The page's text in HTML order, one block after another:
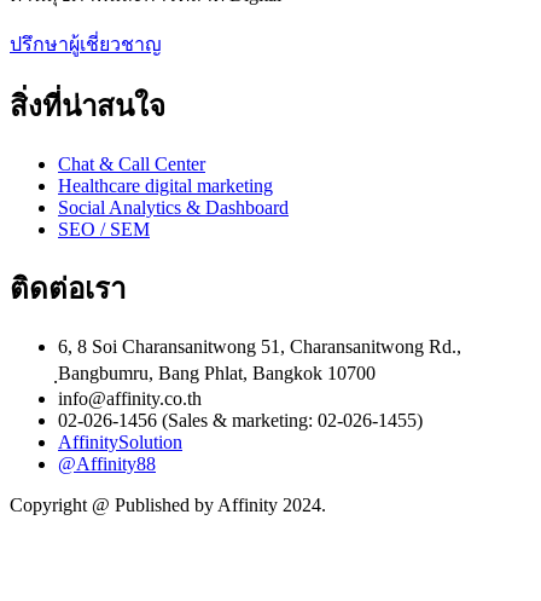
ปรึกษาผู้เชี่ยวชาญ
สิ่งที่น่าสนใจ
Chat & Call Center
Healthcare digital marketing
Social Analytics & Dashboard
SEO / SEM
ติดต่อเรา
6, 8 Soi Charansanitwong 51, Charansanitwong Rd.,
ฺBangbumru, Bang Phlat, Bangkok 10700
info@affinity.co.th
02-026-1456 (Sales & marketing: 02-026-1455)
AffinitySolution
@Affinity88
Copyright @ Published by Affinity 2024.